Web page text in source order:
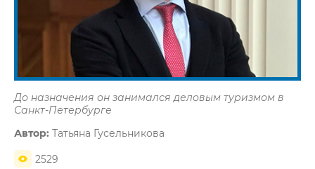
До назначения он занимался деловым туризмом в
Санкт-Петербурге
Автор: Татьяна Гусельникова
2529